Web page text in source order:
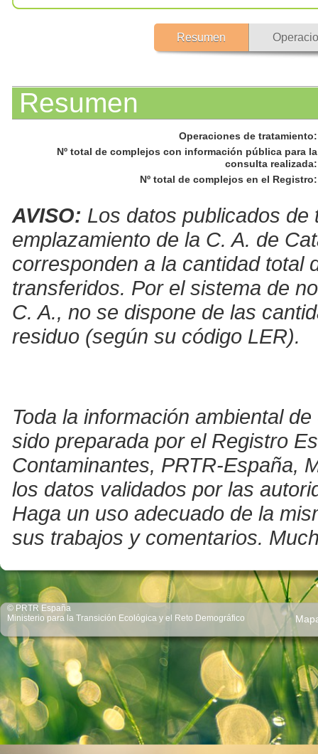
Resumen
Resumen
Operaciones de tratamiento:
Nº total de complejos con información pública para la
consulta realizada:
Nº total de complejos en el Registro:
AVISO: Los datos publicados
emplazamiento de la C. A. de
corresponden a la cantidad total
transferidos. Por el sistema de
C. A., no se dispone de las
residuo (según su código LER).
Toda la información ambiental
sido preparada por el Registro
Contaminantes, PRTR-España,
los datos validados por las
Haga un uso adecuado de la
sus trabajos y comentarios.
© PRTR España
Ministerio para la Transición Ecológica y el Reto Demográfico